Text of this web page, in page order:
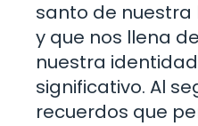
santo de nuestra
y que nos llena
nuestra
significativo. Al
recuerdos que